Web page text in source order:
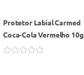
Protetor Labial Carmed
Coca-Cola Vermelho 10g